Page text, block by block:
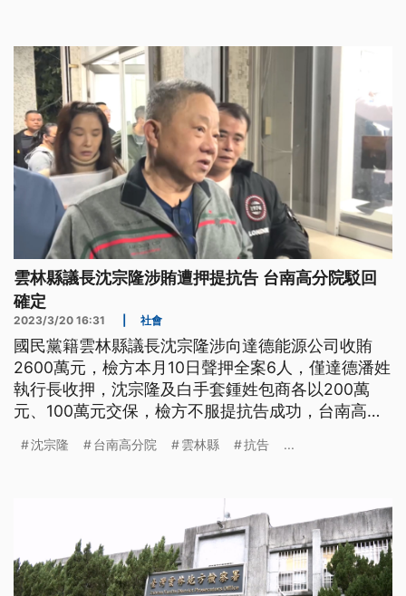
雲林縣議長沈宗隆涉賄遭押提抗告 台南高分院駁回
確定
2023/3/20 16:31 社會
國民黨籍雲林縣議長沈宗隆涉向達德能源公司收賄
2600萬元，檢方本月10日聲押全案6人，僅達德潘姓
執行長收押，沈宗隆及白手套鍾姓包商各以200萬
元、100萬元交保，檢方不服提抗告成功，台南高分
但沈宗隆不服更審裁定，也提起抗告，台南高分院今
沈宗隆 台南高分院 雲林縣 抗告 ...